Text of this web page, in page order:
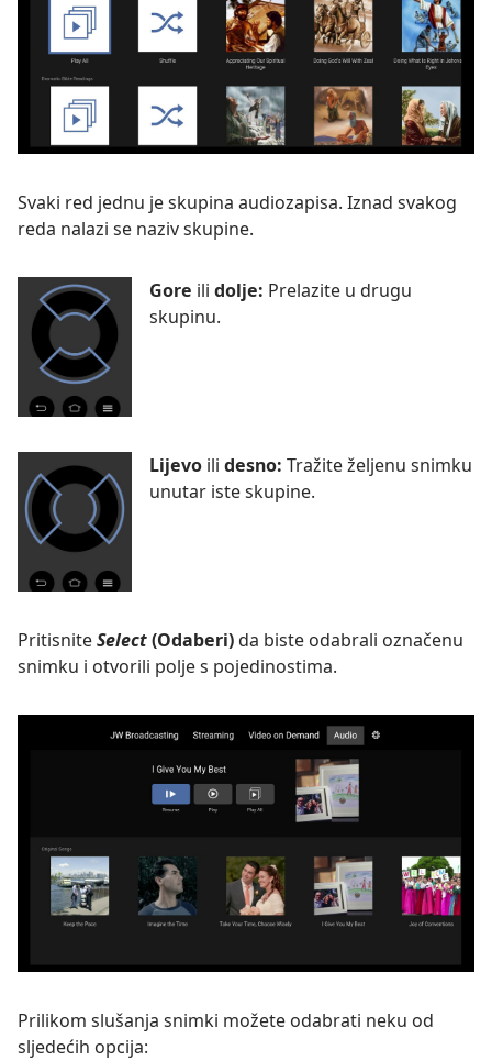
Svaki red jednu je skupina audiozapisa. Iznad svakog
reda nalazi se naziv skupine.
Gore ili dolje: Prelazite u drugu
skupinu.
Lijevo ili desno: Tražite željenu snimku
unutar iste skupine.
PritisniteSelect(Odaberi)da biste odabrali označenu
snimku i otvorili polje s pojedinostima.
Prilikom slušanja snimki možete odabrati neku od
sljedećih opcija: